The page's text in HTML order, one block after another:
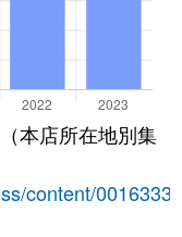
本店所在地別集
content/